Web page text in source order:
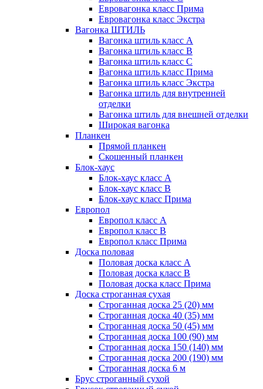
Евровагонка класс Прима
Евровагонка класс Экстра
Вагонка ШТИЛЬ
Вагонка штиль класс А
Вагонка штиль класс B
Вагонка штиль класс C
Вагонка штиль класс Прима
Вагонка штиль класс Экстра
Вагонка штиль для внутренней
отделки
Вагонка штиль для внешней отделки
Широкая вагонка
Планкен
Прямой планкен
Скошенный планкен
Блок-хаус
Блок-хаус класс А
Блок-хаус класс B
Блок-хаус класс Прима
Европол
Европол класс А
Европол класс B
Европол класс Прима
Доска половая
Половая доска класс А
Половая доска класс B
Половая доска класс Прима
Доска строганная сухая
Строганная доска 25 (20) мм
Строганная доска 40 (35) мм
Строганная доска 50 (45) мм
Строганная доска 100 (90) мм
Строганная доска 150 (140) мм
Строганная доска 200 (190) мм
Строганная доска 6 м
Брус строганный сухой